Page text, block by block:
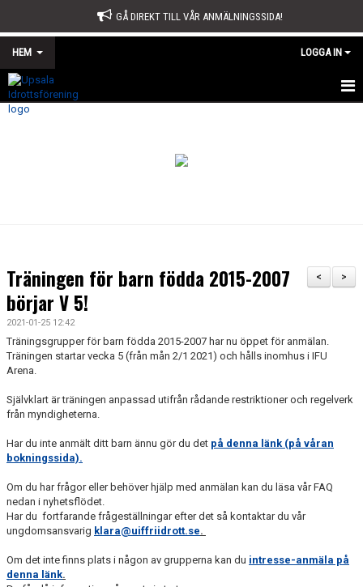
GÅ DIREKT TILL VÅR ANMÄLNINGSSIDA!
HEM LOGGA IN
START
ÅRSMÖTE
ÅRSBERÄTTELSE OCH VERKSAMHETSPLAN
BÖRJA TRÄNA FRIIDROTT
FAQ
FUNKTIONÄRSINFO
SOMMARFRIIDROTTSSKOLAN
>
<
Träningen för barn födda 2015-2007
börjar V 5!
2021-01-25 12:42
Träningsgrupper för barn födda 2015-2007 har nu öppet för anmälan.
Träningen startar vecka 5 (från mån 2/1 2021) och hålls inomhus i IFU
Arena.
Självklart är träningen anpassad utifrån rådande restriktioner och regelverk
från myndigheterna.
Har du inte anmält ditt barn ännu gör du det på denna länk (på våran
bokningssida).
Om du har frågor eller behöver hjälp med anmälan kan du läsa vår FAQ
nedan i nyhetsflödet.
Har du fortfarande frågeställningar efter det så kontaktar du vår
ungdomsansvarig klara@uiffriidrott.se.
Om det inte finns plats i någon av grupperna kan du intresse-anmäla på
denna länk.